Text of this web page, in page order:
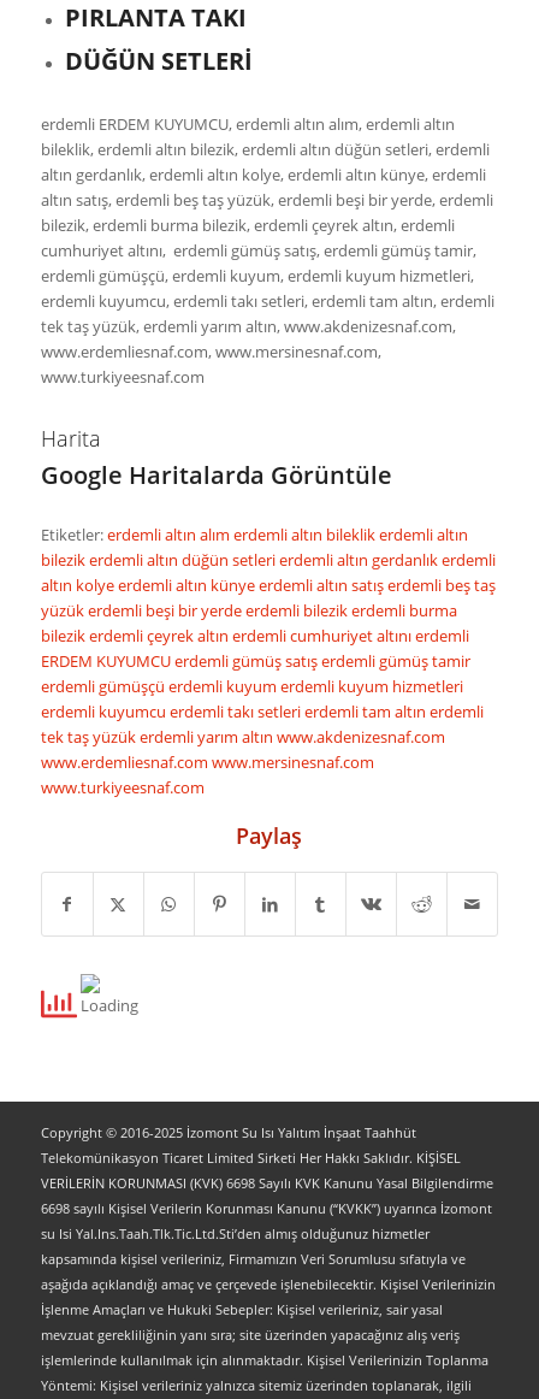
PIRLANTA TAKI
DÜĞÜN SETLERİ
erdemli ERDEM KUYUMCU, erdemli altın alım, erdemli altın
bileklik, erdemli altın bilezik, erdemli altın düğün setleri, erdemli
altın gerdanlık, erdemli altın kolye, erdemli altın künye, erdemli
altın satış, erdemli beş taş yüzük, erdemli beşi bir yerde, erdemli
bilezik, erdemli burma bilezik, erdemli çeyrek altın, erdemli
cumhuriyet altını, erdemli gümüş satış, erdemli gümüş tamir,
erdemli gümüşçü, erdemli kuyum, erdemli kuyum hizmetleri,
erdemli kuyumcu, erdemli takı setleri, erdemli tam altın, erdemli
tek taş yüzük, erdemli yarım altın, www.akdenizesnaf.com,
www.erdemliesnaf.com, www.mersinesnaf.com,
www.turkiyeesnaf.com
Harita
Google Haritalarda Görüntüle
Etiketler:erdemli altın alım erdemli altın bileklikerdemli altın
bilezikerdemli altın düğün setlerierdemli altın gerdanlıkerdemli
altın kolyeerdemli altın künyeerdemli altın satışerdemli beş taş
yüzükerdemli beşi bir yerdeerdemli bilezikerdemli burma
bilezikerdemli çeyrek altın erdemli cumhuriyet altınıerdemli
ERDEM KUYUMCUerdemli gümüş satışerdemli gümüş tamir
erdemli gümüşçü erdemli kuyum erdemli kuyum hizmetleri
erdemli kuyumcu erdemli takı setlerierdemli tam altın erdemli
tek taş yüzükerdemli yarım altın www.akdenizesnaf.com
www.erdemliesnaf.com www.mersinesnaf.com
www.turkiyeesnaf.com
Paylaş
Copyright © 2016-2025 İzomont Su Isı Yalıtım İnşaat Taahhüt
Telekomünikasyon Ticaret Limited Sirketi Her Hakkı Saklıdır. KİŞİSEL
VERİLERİN KORUNMASI (KVK) 6698 Sayılı KVK Kanunu Yasal Bilgilendirme
6698 sayılı Kişisel Verilerin Korunması Kanunu (“KVKK”) uyarınca İzomont
su Isi Yal.Ins.Taah.Tlk.Tic.Ltd.Sti’den almış olduğunuz hizmetler
kapsamında kişisel verileriniz, Firmamızın Veri Sorumlusu sıfatıyla ve
aşağıda açıklandığı amaç ve çerçevede işlenebilecektir. Kişisel Verilerinizin
İşlenme Amaçları ve Hukuki Sebepler: Kişisel verileriniz, sair yasal
mevzuat gerekliliğinin yanı sıra; site üzerinden yapacağınız alış veriş
işlemlerinde kullanılmak için alınmaktadır. Kişisel Verilerinizin Toplanma
Yöntemi: Kişisel verileriniz yalnızca sitemiz üzerinden toplanarak, ilgili